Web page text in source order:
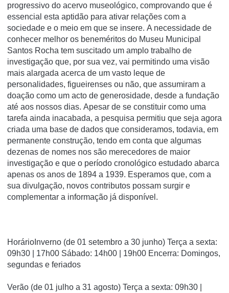
progressivo do acervo museológico, comprovando que é
essencial esta aptidão para ativar relações com a
sociedade e o meio em que se insere. A necessidade de
conhecer melhor os beneméritos do Museu Municipal
Santos Rocha tem suscitado um amplo trabalho de
investigação que, por sua vez, vai permitindo uma visão
mais alargada acerca de um vasto leque de
personalidades, figueirenses ou não, que assumiram a
doação como um acto de generosidade, desde a fundação
até aos nossos dias. Apesar de se constituir como uma
tarefa ainda inacabada, a pesquisa permitiu que seja agora
criada uma base de dados que consideramos, todavia, em
permanente construção, tendo em conta que algumas
dezenas de nomes nos são merecedores de maior
investigação e que o período cronológico estudado abarca
apenas os anos de 1894 a 1939. Esperamos que, com a
sua divulgação, novos contributos possam surgir e
complementar a informação já disponível.
HorárioInverno (de 01 setembro a 30 junho) Terça a sexta:
09h30 | 17h00 Sábado: 14h00 | 19h00 Encerra: Domingos,
segundas e feriados
Verão (de 01 julho a 31 agosto) Terça a sexta: 09h30 |